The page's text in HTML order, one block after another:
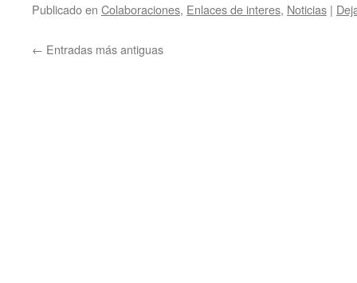
Publicado en Colaboraciones, Enlaces de interes, Noticias |
← Entradas más antiguas